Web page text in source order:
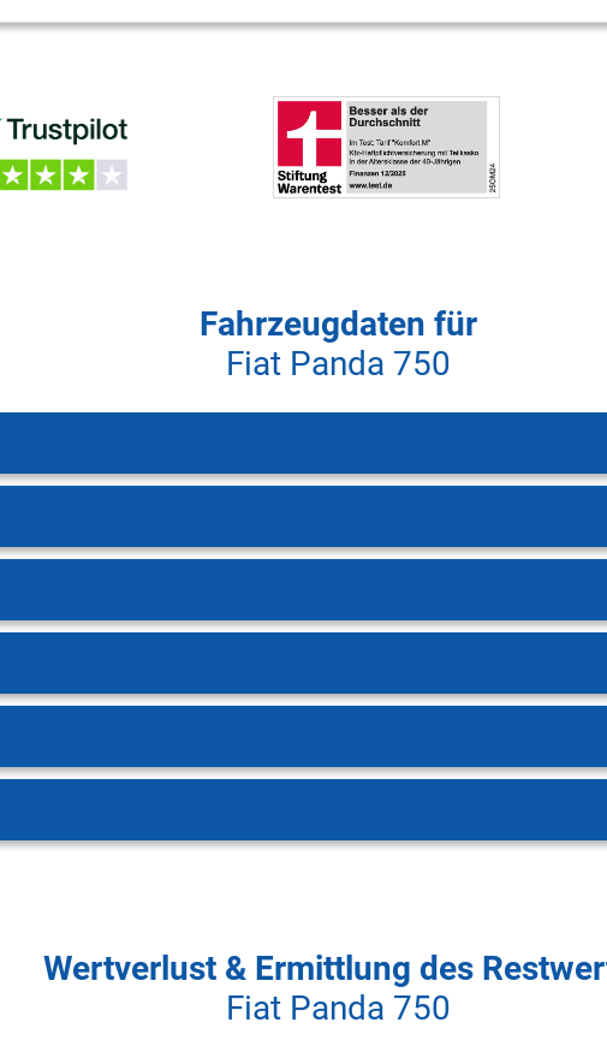
Fahrzeugdaten für
Fiat Panda 750
Wertverlust & Ermittlung des
Fiat Panda 750